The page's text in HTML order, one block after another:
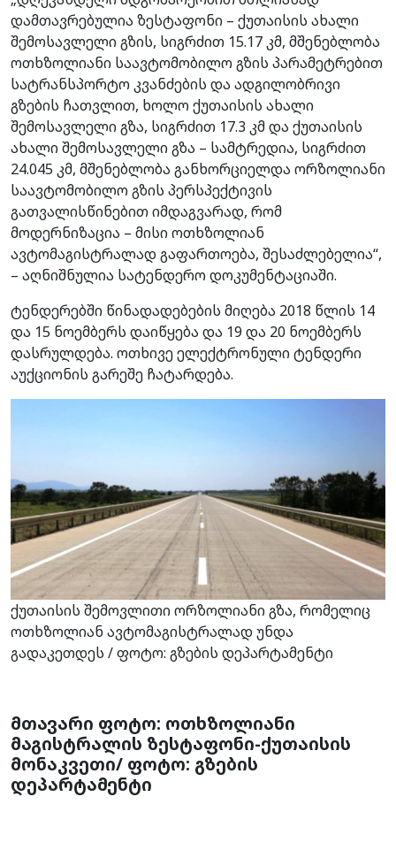
დამთავრებულია ზესტაფონი – ქუთაისის ახალი
შემოსავლელი გზის, სიგრძით 15.17 კმ, მშენებლობა
ოთხზოლიანი საავტომობილო გზის პარამეტრებით
სატრანსპორტო კვანძების და ადგილობრივი
გზების ჩათვლით, ხოლო ქუთაისის ახალი
შემოსავლელი გზა, სიგრძით 17.3 კმ და ქუთაისის
ახალი შემოსავლელი გზა – სამტრედია, სიგრძით
24.045 კმ, მშენებლობა განხორციელდა ორზოლიანი
საავტომობილო გზის პერსპექტივის
გათვალისწინებით იმდაგვარად, რომ
მოდერნიზაცია – მისი ოთხზოლიან
ავტომაგისტრალად გაფართოება, შესაძლებელია“,
– აღნიშნულია სატენდერო დოკუმენტაციაში.
ტენდერებში წინადადებების მიღება 2018 წლის 14
და 15 ნოემბერს დაიწყება და 19 და 20 ნოემბერს
დასრულდება. ოთხივე ელექტრონული ტენდერი
აუქციონის გარეშე ჩატარდება.
ქუთაისის შემოვლითი ორზოლიანი გზა, რომელიც
ოთხზოლიან ავტომაგისტრალად უნდა
გადაკეთდეს / ფოტო: გზების დეპარტამენტი
მთავარი ფოტო: ოთხზოლიანი
მაგისტრალის ზესტაფონი-ქუთაისის
მონაკვეთი/ ფოტო: გზების
დეპარტამენტი